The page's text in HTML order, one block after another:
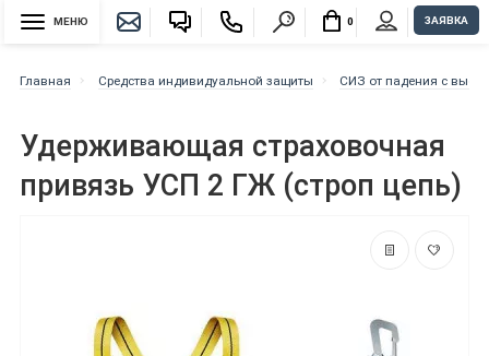
МЕНЮ 0 ЗАЯВКА
Главная Средства индивидуальной защиты СИЗ от падения с
Удерживающая страховочная
привязь УСП 2 ГЖ (строп цепь)